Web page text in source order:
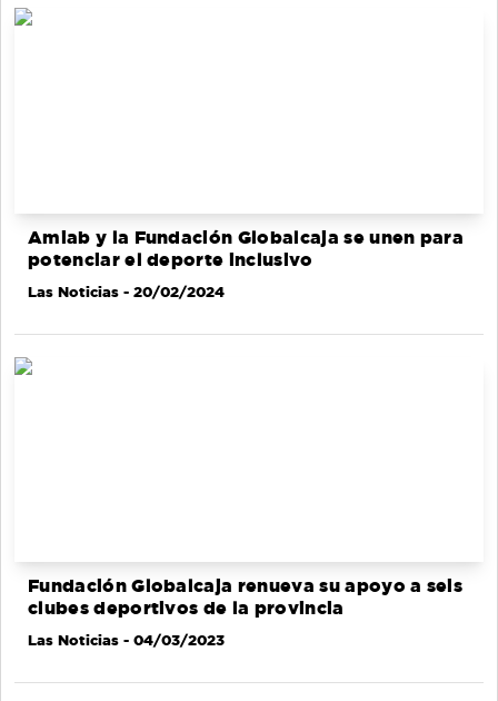
Amiab y la Fundación Globalcaja se unen para
potenciar el deporte inclusivo
Las Noticias - 20/02/2024
Fundación Globalcaja renueva su apoyo a seis
clubes deportivos de la provincia
Las Noticias - 04/03/2023